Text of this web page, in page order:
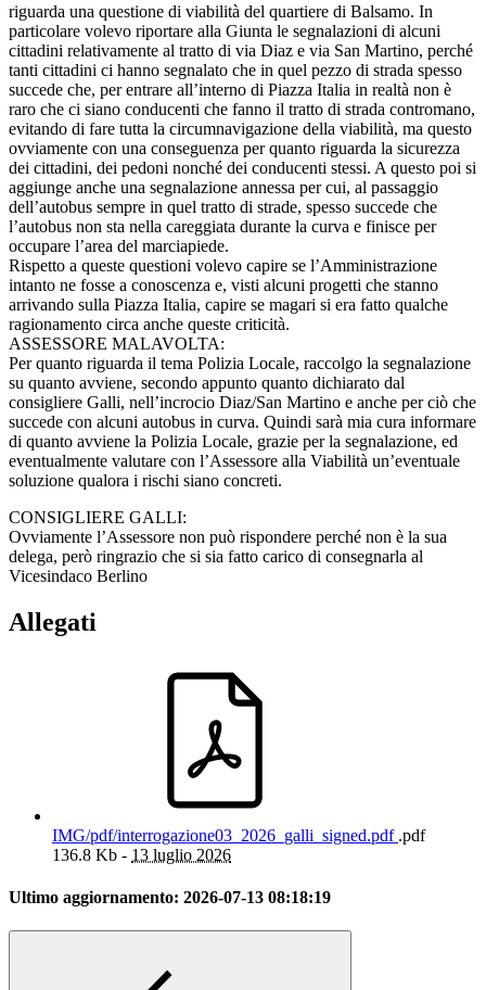
riguarda una questione di viabilità del quartiere di Balsamo. In
particolare volevo riportare alla Giunta le segnalazioni di alcuni
cittadini relativamente al tratto di via Diaz e via San Martino, perché
tanti cittadini ci hanno segnalato che in quel pezzo di strada spesso
succede che, per entrare all’interno di Piazza Italia in realtà non è
raro che ci siano conducenti che fanno il tratto di strada contromano,
evitando di fare tutta la circumnavigazione della viabilità, ma questo
ovviamente con una conseguenza per quanto riguarda la sicurezza
dei cittadini, dei pedoni nonché dei conducenti stessi. A questo poi si
aggiunge anche una segnalazione annessa per cui, al passaggio
dell’autobus sempre in quel tratto di strade, spesso succede che
l’autobus non sta nella careggiata durante la curva e finisce per
occupare l’area del marciapiede.
Rispetto a queste questioni volevo capire se l’Amministrazione
intanto ne fosse a conoscenza e, visti alcuni progetti che stanno
arrivando sulla Piazza Italia, capire se magari si era fatto qualche
ragionamento circa anche queste criticità.
ASSESSORE MALAVOLTA:
Per quanto riguarda il tema Polizia Locale, raccolgo la segnalazione
su quanto avviene, secondo appunto quanto dichiarato dal
consigliere Galli, nell’incrocio Diaz/San Martino e anche per ciò che
succede con alcuni autobus in curva. Quindi sarà mia cura informare
di quanto avviene la Polizia Locale, grazie per la segnalazione, ed
eventualmente valutare con l’Assessore alla Viabilità un’eventuale
soluzione qualora i rischi siano concreti.
CONSIGLIERE GALLI:
Ovviamente l’Assessore non può rispondere perché non è la sua
delega, però ringrazio che si sia fatto carico di consegnarla al
Vicesindaco Berlino
Allegati
IMG/pdf/interrogazione03_2026_galli_signed.pdf .pdf
136.8 Kb - 13 luglio 2026
Ultimo aggiornamento: 2026-07-13 08:18:19